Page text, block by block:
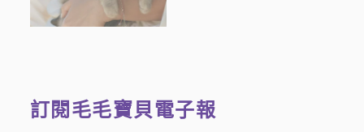
訂閱毛毛寶貝電子報